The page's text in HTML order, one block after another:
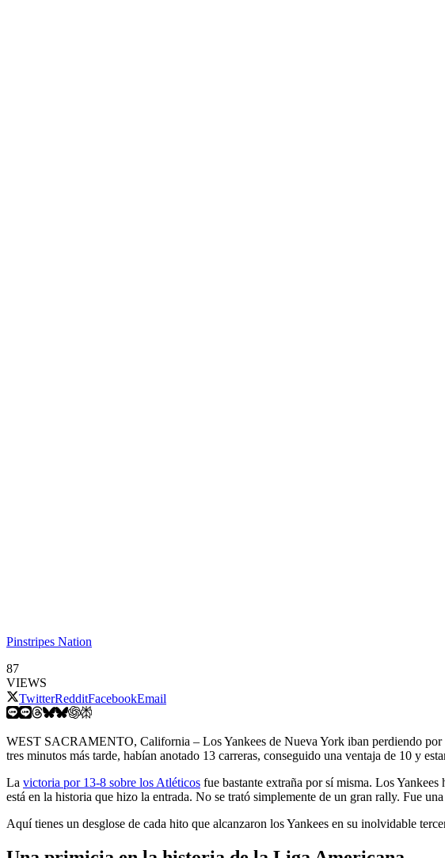
Pinstripes Nation
87
VIEWS
TwitterRedditFacebookEmail
WEST SACRAMENTO, California – Los Yankees de Nueva York iban perdiendo por
tres minutos más tarde, habían anotado 13 carreras, conseguido una ventaja de 10 y
La victoria por 13-8 sobre los Atléticos fue bastante extraña por sí misma. Los
está en la historia que hizo la entrada. No se trató simplemente de un gran rally. Fue
Aquí tienes un desglose de cada hito que alcanzaron los Yankees en su inolvidable